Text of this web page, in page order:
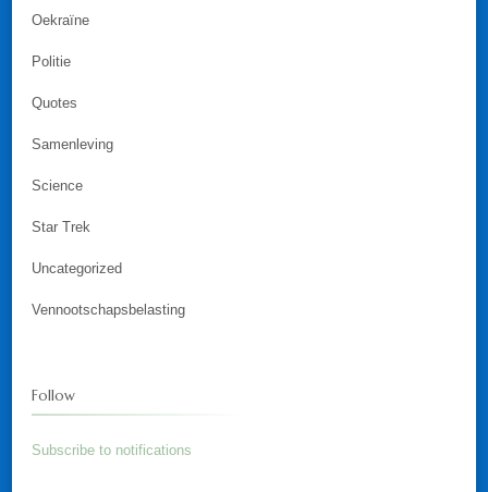
Oekraïne
Politie
Quotes
Samenleving
Science
Star Trek
Uncategorized
Vennootschapsbelasting
Follow
Subscribe to notifications